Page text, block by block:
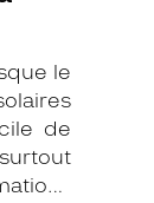
le
de